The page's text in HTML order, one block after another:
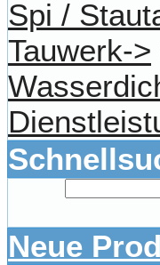
Spi /
Tauwerk->
Neue